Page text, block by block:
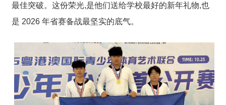
最佳突破。这份荣光,是他们送给学校最好的新年礼物,也
是 2026 年省赛备战最坚实的底气。